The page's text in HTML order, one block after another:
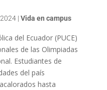
| Vida en campus
del Ecuador (PUCE)
de las Olimpiadas
Estudiantes de
del país
hasta